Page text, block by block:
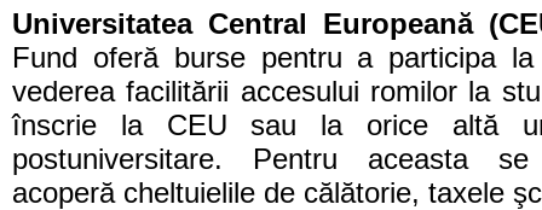
Universitatea Central Europeană
Fund oferă burse pentru a participa
vederea facilitării accesului romilor la
înscrie la CEU sau la orice altă
postuniversitare. Pentru aceasta
acoperă cheltuielile de călătorie, taxele